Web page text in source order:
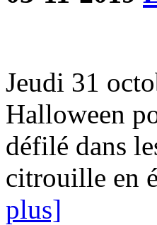
Jeudi 31
Halloween
défilé dans
citrouille en
plus]